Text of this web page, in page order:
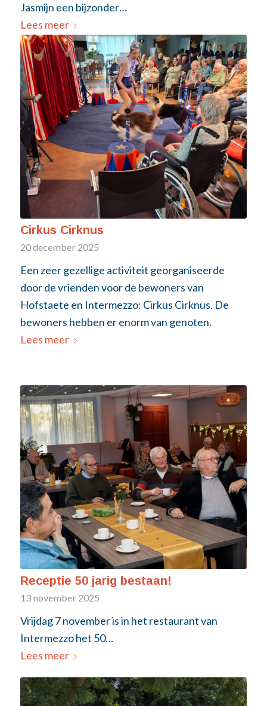
Jasmijn een bijzonder…
Lees meer
Cirkus Cirknus
20 december 2025
Een zeer gezellige activiteit georganiseerde
door de vrienden voor de bewoners van
Hofstaete en Intermezzo: Cirkus Cirknus. De
bewoners hebben er enorm van genoten.
Lees meer
Receptie 50 jarig bestaan!
13 november 2025
Vrijdag 7 november is in het restaurant van
Intermezzo het 50…
Lees meer